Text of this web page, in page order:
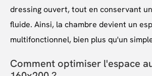
dressing ouvert, tout en conservant
fluide. Ainsi, la chambre devient un
multifonctionnel, bien plus qu'un
Comment optimiser l'espace